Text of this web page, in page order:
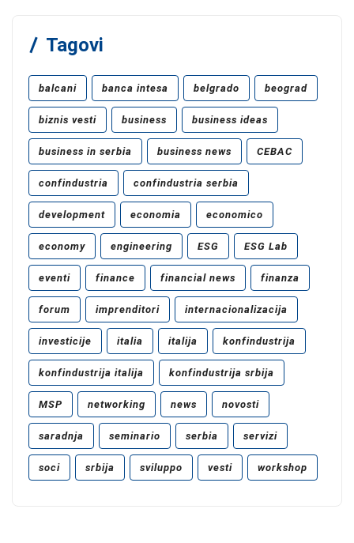
Tagovi
balcani banca intesa belgrado beograd
biznis vesti business business ideas
business in serbia business news CEBAC
confindustria confindustria serbia
development economia economico
economy engineering ESG ESG Lab
eventi finance financial news finanza
forum imprenditori internacionalizacija
investicije italia italija konfindustrija
konfindustrija italija konfindustrija srbija
MSP networking news novosti
saradnja seminario serbia servizi
soci srbija sviluppo vesti workshop